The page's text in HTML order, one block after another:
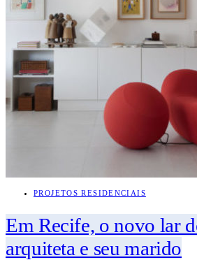
PROJETOS RESIDENCIAIS
Em Recife, o novo lar
arquiteta e seu marido